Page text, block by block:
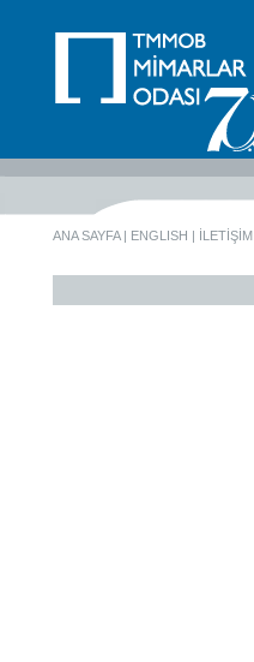
ANA SAYFA| ENGLISH | İLETİŞİM